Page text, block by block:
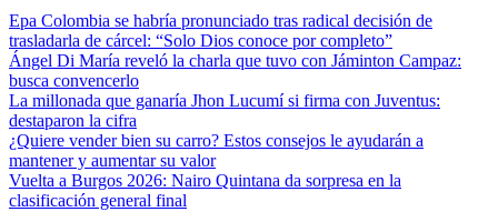
Epa Colombia se habría pronunciado tras radical decisión de
trasladarla de cárcel: “Solo Dios conoce por completo”
Ángel Di María reveló la charla que tuvo con Jáminton Campaz:
busca convencerlo
La millonada que ganaría Jhon Lucumí si firma con Juventus:
destaparon la cifra
¿Quiere vender bien su carro? Estos consejos le ayudarán a
mantener y aumentar su valor
Vuelta a Burgos 2026: Nairo Quintana da sorpresa en la
clasificación general final